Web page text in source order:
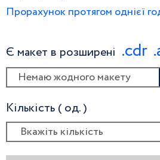
Прорахунок протягом однієї
Є макет в розширені .сdr
Немаю жодного макету
Кількість ( од. )